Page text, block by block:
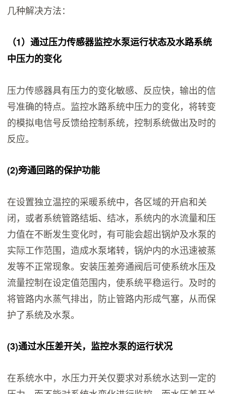
几种解决方法：
（1）通过压力传感器监控水泵运行状态及水路系统
中压力的变化
压力传感器具有压力的变化敏感、反应快，输出的信
号准确的特点。监控水路系统中压力的变化，将转变
的模拟电信号反馈给控制系统，控制系统做出及时的
反应。
(2)旁通回路的保护功能
在设置独立温控的采暖系统中，各区域的开启和关
闭，或者系统管路结垢、结冰，系统内的水流量和压
力值在不断发生变化时，有可能会超出锅炉及水泵的
实际工作范围，造成水泵堵转，锅炉内的水迅速被蒸
发等不正常现象。安装压差旁通阀后可使系统水压及
流量控制在设定值范围内，使系统平稳运行。及时的
将管路内水蒸气排出，防止管路内形成气塞，从而保
护了系统及水泵。
(3)通过水压差开关，监控水泵的运行状况
在系统水中，水压力开关仅要求对系统水达到一定的